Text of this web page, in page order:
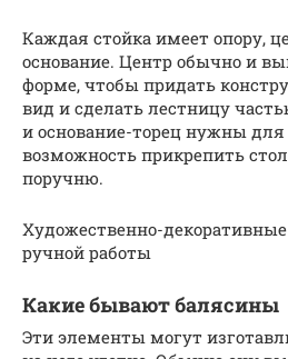
Каждая стойка имеет опору,
основание. Центр обычно и
форме, чтобы придать
вид и сделать лестницу
и основание-торец нужны
возможность прикрепить
поручню.
Художественно-
ручной работы
Какие бывают балясины
Эти элементы могут